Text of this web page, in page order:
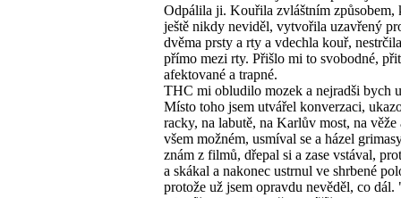
Odpálila ji. Kouřila zvláštním způsobem,
ještě nikdy neviděl, vytvořila uzavřený
dvěma prsty a rty a vdechla kouř,
přímo mezi rty. Přišlo mi to svobodné,
afektované a trapné.
THC mi obludilo mozek a nejradši bych
Místo toho jsem utvářel konverzaci,
racky, na labutě, na Karlův most, na
všem možném, usmíval se a házel
znám z filmů, dřepal si a zase vstával,
a skákal a nakonec ustrnul ve shrbené
protože už jsem opravdu nevěděl, co